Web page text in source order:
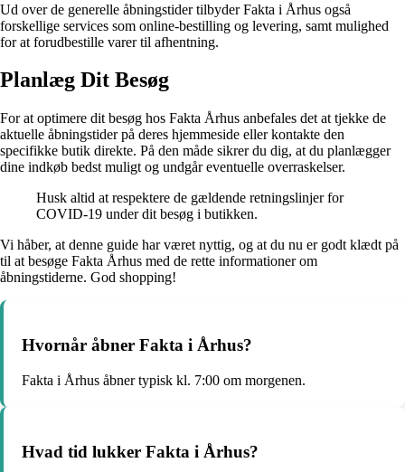
Ud over de generelle åbningstider tilbyder Fakta i Århus også
forskellige services som online-bestilling og levering, samt mulighed
for at forudbestille varer til afhentning.
Planlæg Dit Besøg
For at optimere dit besøg hos Fakta Århus anbefales det at tjekke de
aktuelle åbningstider på deres hjemmeside eller kontakte den
specifikke butik direkte. På den måde sikrer du dig, at du planlægger
dine indkøb bedst muligt og undgår eventuelle overraskelser.
Husk altid at respektere de gældende retningslinjer for
COVID-19 under dit besøg i butikken.
Vi håber, at denne guide har været nyttig, og at du nu er godt klædt på
til at besøge Fakta Århus med de rette informationer om
åbningstiderne. God shopping!
Hvornår åbner Fakta i Århus?
Fakta i Århus åbner typisk kl. 7:00 om morgenen.
Hvad tid lukker Fakta i Århus?